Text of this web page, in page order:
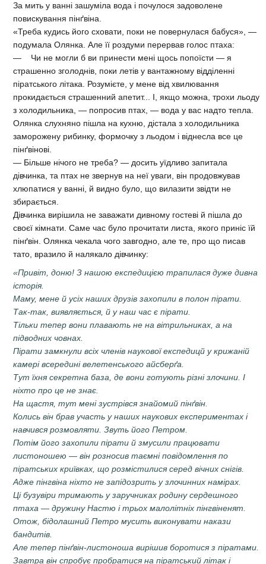
За мить у ванні зашуміла вода і почулося задоволене
повискування пінґвіна.
«Треба кудись його сховати, поки не повернулася бабуся», —
подумала Олянка. Але її роздуми перервав голос птаха:
— Чи не могли б ви принести мені щось попоїсти — я
страшенно зголоднів, поки летів у вантажному відділенні
піратського літака. Розумієте, у мене від хвилювання
прокидається страшенний апетит... І, якщо можна, трохи льоду
з холодильника, — попросив птах, — вода у вас надто тепла.
Олянка слухняно пішла на кухню, дістала з холодильника
заморожену рибинку, формочку з льодом і віднесла все це
пінґвінові.
— Більше нічого не треба? — досить уїдливо запитала
дівчинка, та птах не звернув на неї уваги, він продовжував
хлюпатися у ванні, й видно було, що вилазити звідти не
збирається.
Дівчинка вирішила не заважати дивному гостеві й пішла до
своєї кімнати. Саме час було прочитати листа, якого приніс їй
пінґвін. Олянка чекала чого завгодно, але те, про що писав
тато, вразило й налякало дівчинку:
«Привіт, доню! З нашою експедицією трапилася дуже дивна
історія.
Маму, мене й усіх наших друзів захопили в полон пірати.
Так-так, виявляється, й у наш час є пірати.
Тільки тепер вони плавають не на вітрильниках, а на
підводних човнах.
Пірати замкнули всіх членів наукової експедицй у крижаній
камері всередині велетенського айсберґа.
Тут їхня секретна база, де вони готують різні злочини. І
ніхто про це не знає.
На щастя, тут мені зустрівся знайомий пінґвін.
Колись він брав участь у наших наукових експериментах і
навчився розмовляти. Звуть його Петром.
Потім його захопили пірати й змусили працювати
листоношею — він розносив таємні повідомлення по
піратських криївках, що розмістилися серед вічних снігів.
Адже пінгвіна ніхто не запідозрить у злочинних намірах.
Ці бузувіри тримають у заручниках родину сердешного
птаха — дружину Настю і трьох малолітніх пінгвіненят.
Отож, бідолашний Петро мусить виконувати накази
бандитів.
Але тепер пінґвін-листоноша вирішив боротися з піратами.
Завтра він спробує пробратися на піратський літак і